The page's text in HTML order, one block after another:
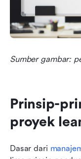
Sumber gambar:
Prinsip-
proyek
Dasar dari